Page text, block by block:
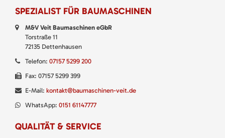
SPEZIALIST FÜR BAUMASCHINEN
M&V Veit Baumaschinen eGbR
Torstraße 11
72135 Dettenhausen
Telefon: 07157 5299 200
Fax: 07157 5299 399
E-Mail: kontakt@baumaschinen-veit.de
WhatsApp: 0151 61147777
QUALITÄT & SERVICE